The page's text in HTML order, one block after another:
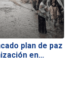
plan de paz
en…